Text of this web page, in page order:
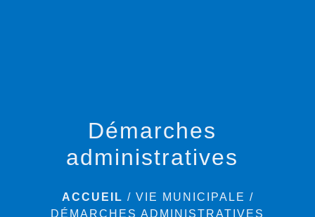
Démarches
administratives
ACCUEIL / VIE MUNICIPALE /
DÉMARCHES ADMINISTRATIVES